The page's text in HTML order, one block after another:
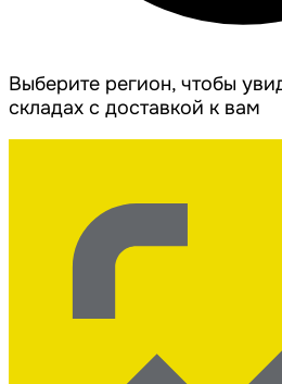
Выберите регион, чтобы
складах с доставкой к вам